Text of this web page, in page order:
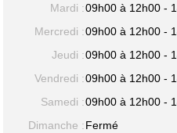
Mardi :09h00 à 12h00 -
Mercredi :09h00 à 12h00 -
Jeudi :09h00 à 12h00 -
Vendredi :09h00 à 12h00 -
Samedi :09h00 à 12h00 -
Dimanche :Fermé